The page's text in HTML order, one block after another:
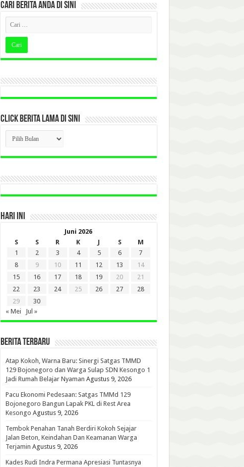
CARI BERITA ANDA DI SINI
CLICK BERITA LAMA DI SINI
CLICK
BERITA
LAMA
DI
HARI INI
Juni 2026
S
S R K J S
M
1
2 3 4 5 6
7
8
9 10 11 12 13
14
15
16 17 18 19 20
21
22
23 24 25 26 27
28
29
30
« Mei
Jul »
BERITA TERBARU
Atap Kokoh, Warna Baru: Sinergi Satgas TMMD
129 Bojonegoro dan Warga Sulap SDN Kesongo 1
Jadi Rumah Belajar Nyaman Agustus 9, 2026
Pacu Ekonomi Pedesaan: Satgas TMMd 129
Bojonegoro Bangun Lapak PKL di Rest Area
Kesongo Agustus 9, 2026
Tembok Penahan Tanah Berdiri Kokoh Sejajar
Jalan Beton, Keindahan Dan Keamanan Warga
Terjamin Agustus 9, 2026
Kades Rudi Indra Permana Apresiasi Tuntasnya